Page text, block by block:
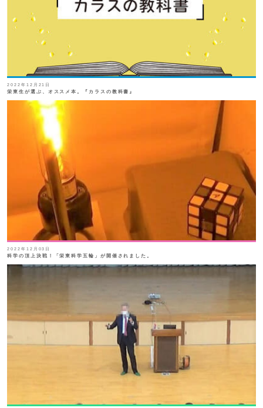
2022年12月21日
栄東生が選ぶ、オススメ本。『カラスの教科書』
2022年12月03日
科学の頂上決戦！「栄東科学五輪」が開催されました。